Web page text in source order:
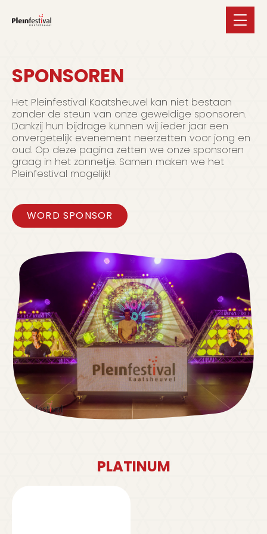
SPONSOREN
Het Pleinfestival Kaatsheuvel kan niet bestaan
zonder de steun van onze geweldige sponsoren.
Dankzij hun bijdrage kunnen wij ieder jaar een
onvergetelijk evenement neerzetten voor jong en
oud. Op deze pagina zetten we onze sponsoren
graag in het zonnetje. Samen maken we het
Pleinfestival mogelijk!
WORD SPONSOR
PLATINUM